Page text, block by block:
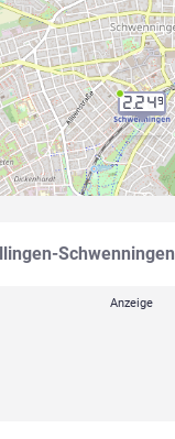
2.249
Schwenningen